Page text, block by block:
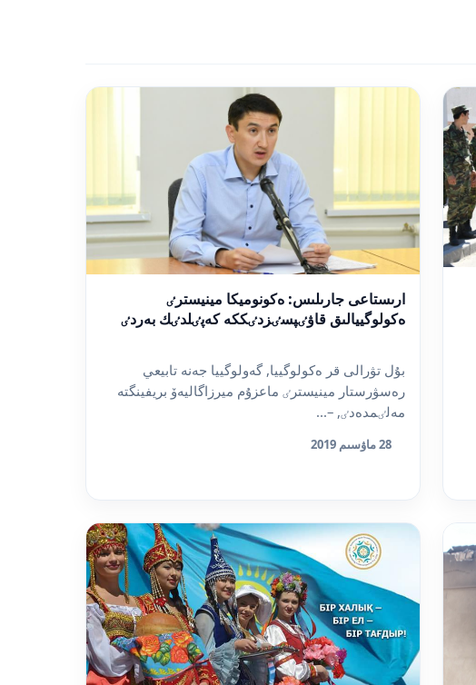
ارىستاعى جارىلىس: ەكونوميكا مينيسترٸ
ەكولوگييالىق قاۋٸپسٸزدٸككە كەپٸلدٸك بەردٸ
بۇل تۋرالى قر ەكولوگييا, گەولوگييا جەنە تابيعي
رەسۋرستار مينيسترٸ ماعزۇم ميرزاگاليەۆ بريفينگتە
مەلٸمدەدٸ, –...
28 ماۋسىم 2019